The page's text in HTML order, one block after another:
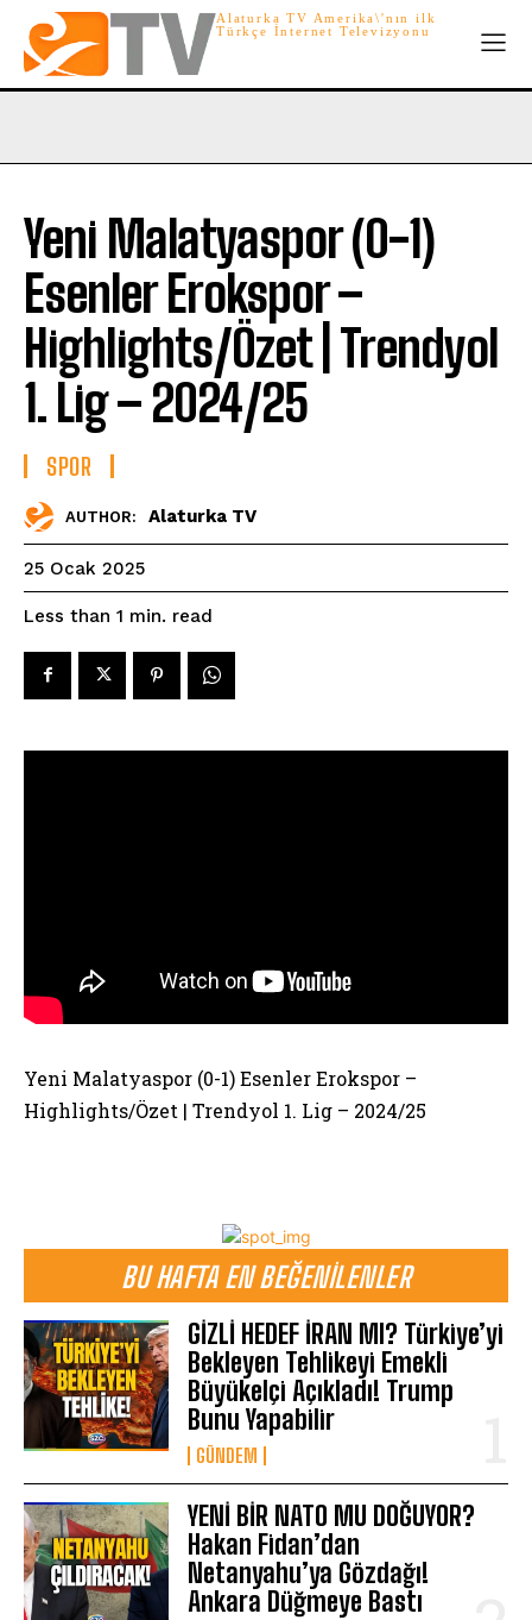
Alaturka TV Amerika\'nın ilk
Türkçe İnternet Televizyonu
BU HAFTA EN BEĞENILENLER
GİZLİ HEDEF İRAN MI? Türkiye’yi
Bekleyen Tehlikeyi Emekli
Büyükelçi Açıkladı! Trump
Bunu Yapabilir
GÜNDEM
YENİ BİR NATO MU DOĞUYOR?
Hakan Fidan’dan
Netanyahu’ya Gözdağı!
Ankara Düğmeye Bastı
Yeni Malatyaspor (0-1)
Esenler Erokspor –
Highlights/Özet | Trendyol
1. Lig – 2024/25
SPOR
AUTHOR: Alaturka TV
25 Ocak 2025
Less than 1 min. read
Yeni Malatyaspor (0-1) Esenler Erokspor –
Highlights/Özet | Trendyol 1. Lig – 2024/25